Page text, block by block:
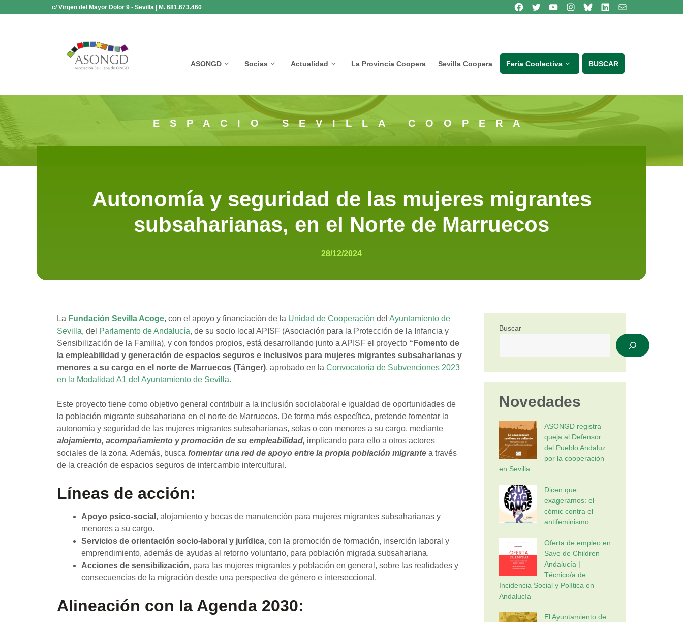
c/ Virgen del Mayor Dolor 9 - Sevilla | M. 681.673.460 Síguenos en Facebook
Síguenos en TwitterSíguenos en Youtube
Síguenos en Instagram
Bluesky
Síguenos en Linkedincontacto
ASONGD Socias Actualidad La Provincia Coopera Sevilla Coopera Feria Coolectiva BUSCAR
ESPACIO SEVILLA COOPERA
Autonomía y seguridad de las mujeres migrantes
subsaharianas, en el Norte de Marruecos
28/12/2024
La Fundación Sevilla Acoge, con el apoyo y financiación de la Unidad de Cooperación del Ayuntamiento de
Sevilla, del Parlamento de Andalucía, de su socio local APISF (Asociación para la Protección de la Infancia y
Sensibilización de la Familia), y con fondos propios, está desarrollando junto a APISF el proyecto “Fomento de
la empleabilidad y generación de espacios seguros e inclusivos para mujeres migrantes subsaharianas y
menores a su cargo en el norte de Marruecos (Tánger), aprobado en la Convocatoria de Subvenciones 2023
en la Modalidad A1 del Ayuntamiento de Sevilla.
Este proyecto tiene como objetivo general contribuir a la inclusión sociolaboral e igualdad de oportunidades de
la población migrante subsahariana en el norte de Marruecos. De forma más específica, pretende fomentar la
autonomía y seguridad de las mujeres migrantes subsaharianas, solas o con menores a su cargo, mediante
alojamiento, acompañamiento y promoción de su empleabilidad, implicando para ello a otros actores
sociales de la zona. Además, busca fomentar una red de apoyo entre la propia población migrante a través
de la creación de espacios seguros de intercambio intercultural.
Líneas de acción:
Apoyo psico-social , alojamiento y becas de manutención para mujeres migrantes subsaharianas y
menores a su cargo.
Servicios de orientación socio-laboral y jurídica, con la promoción de formación, inserción laboral y
emprendimiento, además de ayudas al retorno voluntario, para población migrada subsahariana.
Acciones de sensibilización, para las mujeres migrantes y población en general, sobre las realidades y
consecuencias de la migración desde una perspectiva de género e interseccional.
Alineación con la Agenda 2030:
Buscar
Novedades
ASONGD registra
queja al Defensor
del Pueblo Andaluz
por la cooperación
en Sevilla
Dicen que
exageramos: el
cómic contra el
antifeminismo
Oferta de empleo en
Save de Children
Andalucía |
Técnico/a de
Incidencia Social y Política en
Andalucía
El Ayuntamiento de